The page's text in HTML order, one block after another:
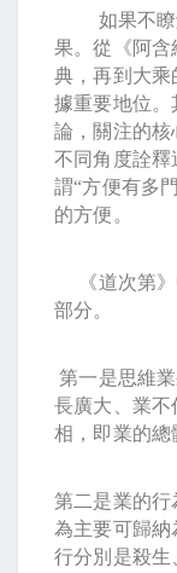
如果不瞭解
果。從《阿含
典，再到大乘
據重要地位。
論，關注的核
不同角度詮釋
謂“方便有多
的方便。
《道次第》
部分。
第一是思維
長廣大、業不
相，即業的總
第二是業的行
為主要可歸納
行分別是殺生